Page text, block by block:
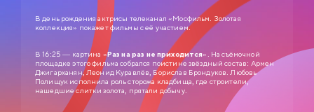
В день рождения актрисы телеканал «Мосфильм. Золотая
коллекция» покажет фильмы с её участием.
В 16:25 — картина «Раз на раз не приходится». На съёмочной
площадке этого фильма собрался поистине звёздный состав: Армен
Джигарханян, Леонид Куравлёв, Борислав Брондуков. Любовь
Полищук исполнила роль сторожа кладбища, где строители,
нашедшие слитки золота, прятали добычу.
СЛУЖЕБНЫЙ РОМАН
0+ 1977
ЗОЛОТАЯ КОЛЛЕКЦИЯ МОСФИЛЬМА